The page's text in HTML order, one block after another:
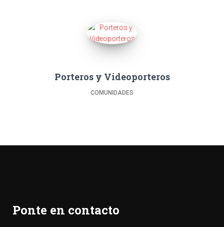
Porteros y Videoporteros
COMUNIDADES
Ponte en contacto